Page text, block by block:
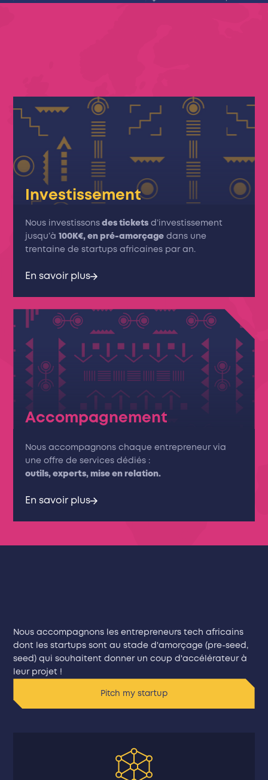
Investissement
Nous investissons des tickets d’investissement
jusqu’à
100K€, en pré-amorçage dans une
trentaine de startups africaines par an.
En savoir plus
Accompagnement
Nous accompagnons chaque entrepreneur via
une offre de services dédiés :
outils, experts, mise en relation.
En savoir plus
Nous accompagnons les entrepreneurs tech africains
dont les startups sont au stade d'amorçage (pre-seed,
seed) qui souhaitent donner un coup d'accélérateur à
leur projet !
Pitch my startup